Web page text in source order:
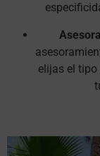
elijas el